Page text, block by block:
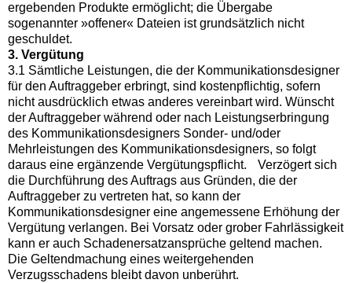
ergebenden Produkte ermöglicht; die Übergabe
sogenannter »offener« Dateien ist grundsätzlich nicht
geschuldet.
3. Vergütung
3.1 Sämtliche Leistungen, die der Kommunikationsdesigner
für den Auftraggeber erbringt, sind kostenpflichtig, sofern
nicht ausdrücklich etwas anderes vereinbart wird. Wünscht
der Auftraggeber während oder nach Leistungserbringung
des Kommunikationsdesigners Sonder- und/oder
Mehrleistungen des Kommunikationsdesigners, so folgt
daraus eine ergänzende Vergütungspflicht. Verzögert sich
die Durchführung des Auftrags aus Gründen, die der
Auftraggeber zu vertreten hat, so kann der
Kommunikationsdesigner eine angemessene Erhöhung der
Vergütung verlangen. Bei Vorsatz oder grober Fahrlässigkeit
kann er auch Schadenersatzansprüche geltend machen.
Die Geltendmachung eines weitergehenden
Verzugsschadens bleibt davon unberührt.